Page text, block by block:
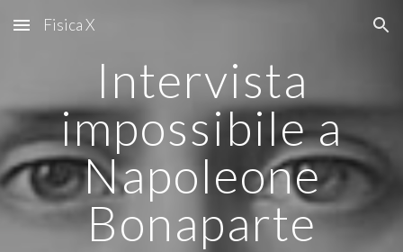
Skip to main content Skip to navigation
Fisica X
Intervista
impossibile a
Napoleone
Bonaparte